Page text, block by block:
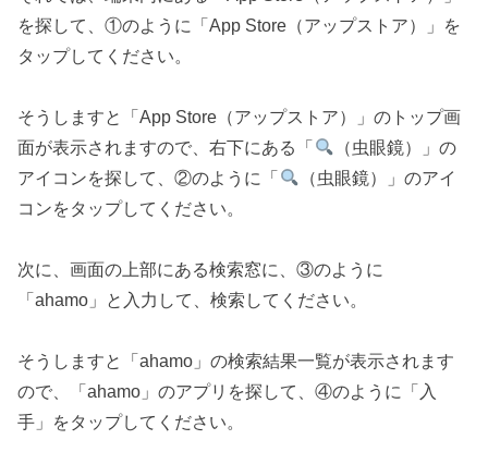
を探して、①のように「App Store（アップストア）」を
タップしてください。
そうしますと「App Store（アップストア）」のトップ画
面が表示されますので、右下にある「
（虫眼鏡）」の
アイコンを探して、②のように「
（虫眼鏡）」のアイ
コンをタップしてください。
次に、画面の上部にある検索窓に、③のように
「ahamo」と入力して、検索してください。
そうしますと「ahamo」の検索結果一覧が表示されます
ので、「ahamo」のアプリを探して、④のように「入
手」をタップしてください。